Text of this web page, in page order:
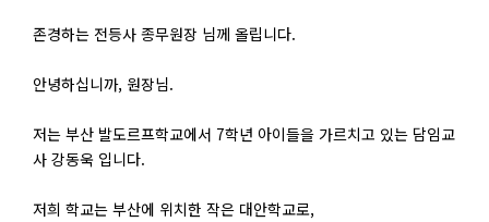
존경하는 전등사 종무원장 님께 올립니다.
안녕하십니까, 원장님.
저는 부산 발도르프학교에서 7학년 아이들을 가르치고 있는 담임교
사 강동욱 입니다.
저희 학교는 부산에 위치한 작은 대안학교로,